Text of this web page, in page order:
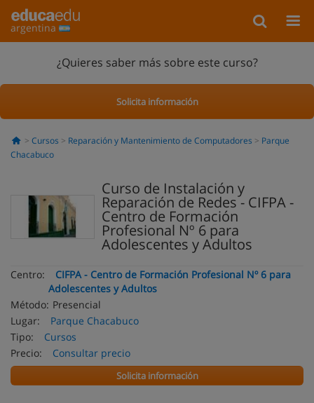
argentina
¿Quieres saber más sobre este curso?
Solicita información
Cursos Reparación y Mantenimiento de Computadores
Parque
Chacabuco
Curso de Instalación y
Reparación de Redes - CIFPA -
Centro de Formación
Profesional Nº 6 para
Adolescentes y Adultos
Centro:
CIFPA - Centro de Formación Profesional Nº 6 para
Adolescentes y Adultos
Método: Presencial
Lugar:
Parque Chacabuco
Tipo:
Cursos
Precio:
Consultar precio
Solicita información